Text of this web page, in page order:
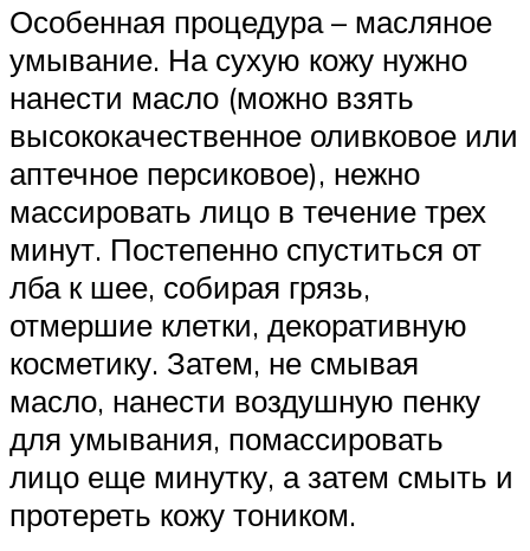
Особенная процедура – масляное
умывание. На сухую кожу нужно
нанести масло (можно взять
высококачественное оливковое или
аптечное персиковое), нежно
массировать лицо в течение трех
минут. Постепенно спуститься от
лба к шее, собирая грязь,
отмершие клетки, декоративную
косметику. Затем, не смывая
масло, нанести воздушную пенку
для умывания, помассировать
лицо еще минутку, а затем смыть и
протереть кожу тоником.